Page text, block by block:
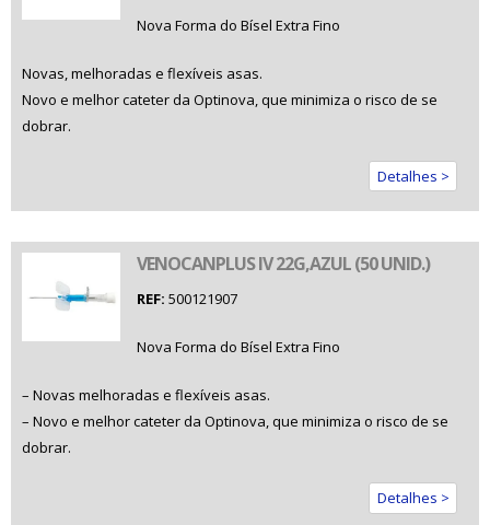
Nova Forma do Bísel Extra Fino
Novas, melhoradas e flexíveis asas.
Novo e melhor cateter da Optinova, que minimiza o risco de se
dobrar.
Detalhes >
VENOCANPLUS IV 22G,AZUL (50 UNID.)
REF: 500121907
Nova Forma do Bísel Extra Fino
– Novas melhoradas e flexíveis asas.
– Novo e melhor cateter da Optinova, que minimiza o risco de se
dobrar.
Detalhes >